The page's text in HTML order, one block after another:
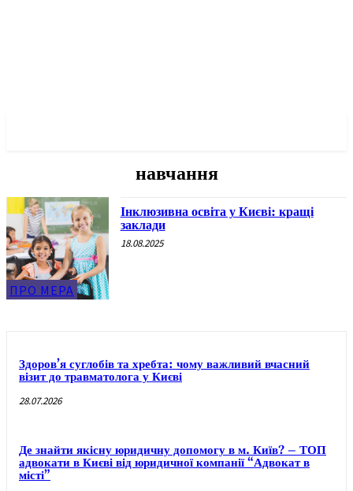
навчання
ПРО МЕРА
Інклюзивна освіта у Києві: кращі
заклади
18.08.2025
Здоров’я суглобів та хребта: чому важливий вчасний
візит до травматолога у Києві
28.07.2026
Де знайти якісну юридичну допомогу в м. Київ? – ТОП
адвокати в Києві від юридичної компанії “Адвокат в
місті”